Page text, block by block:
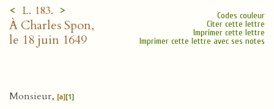
< L. 183. >
À Charles Spon,
le 18 juin 1649
Codes couleur
Citer cette lettre
Imprimer cette lettre
Imprimer cette lettre avec ses notes
Monsieur, [a][1]